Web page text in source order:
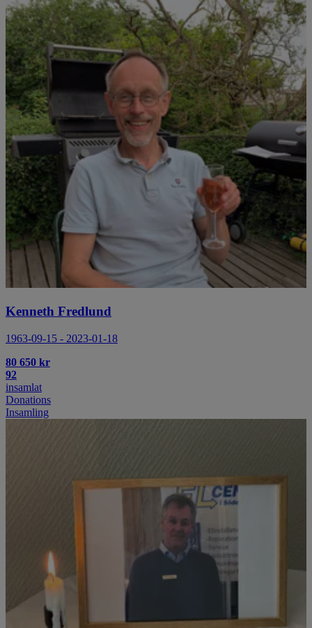
Kenneth Fredlund
1963-09-15 - 2023-01-18
80 650 kr
92
insamlat
Donations
Insamling